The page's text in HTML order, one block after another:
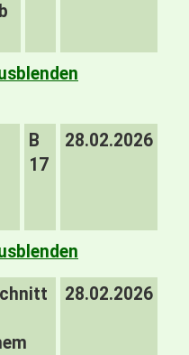
B
17
28.02.2026
28.02.2026